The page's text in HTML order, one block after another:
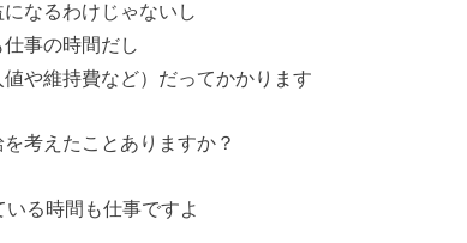
なるわけじゃないし
事の時間だし
や維持費など）だってかかります
考えたことありますか？
る時間も仕事ですよ